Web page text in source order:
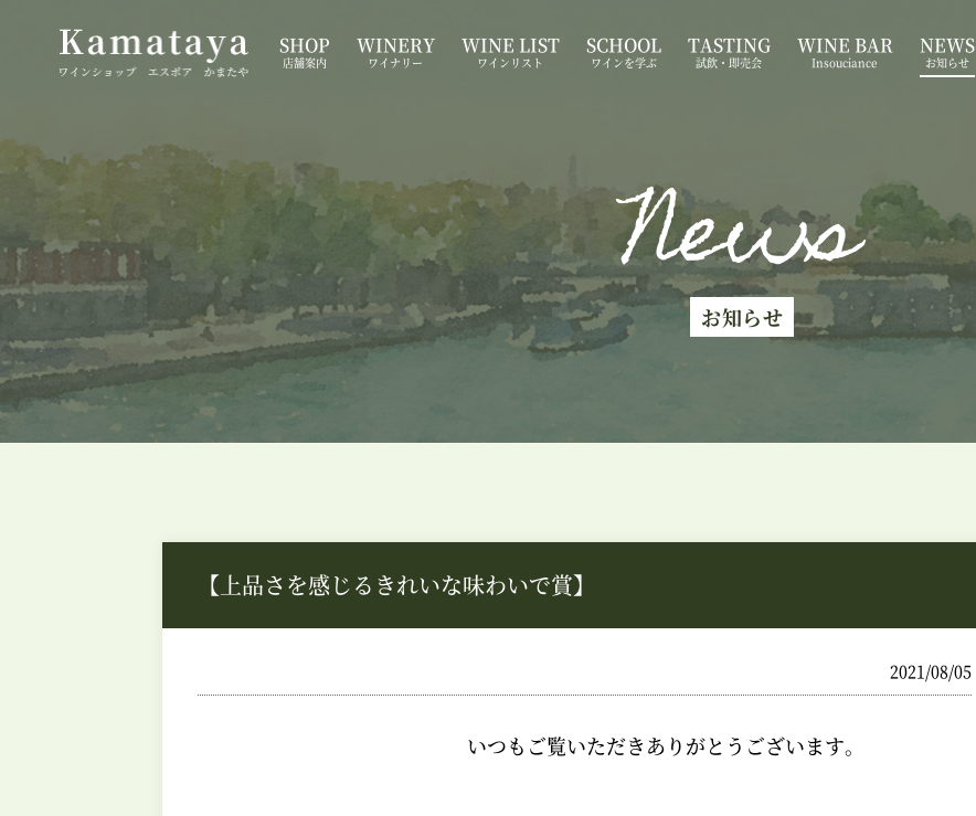
SHOP
店舗案内
WINERY
ワイナリー
WINE LIST
ワインリスト
SCHOOL
ワインを学ぶ
TASTING
試飲・即売会
WINE BAR
Insouciance
NEWS
お知らせ
News
お知らせ
【上品さを感じるきれいな味わいで賞】
2021/08/05
いつもご覧いただきありがとうございます。